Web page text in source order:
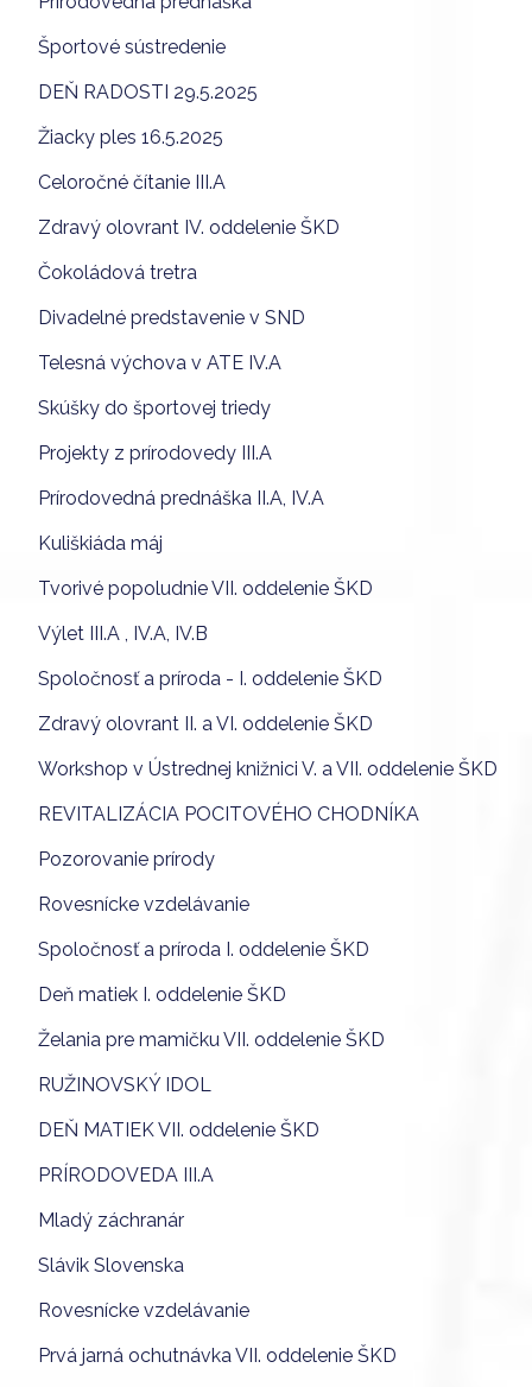
Športové sústredenie
DEŇ RADOSTI 29.5.2025
Žiacky ples 16.5.2025
Celoročné čítanie III.A
Zdravý olovrant IV. oddelenie ŠKD
Čokoládová tretra
Divadelné predstavenie v SND
Telesná výchova v ATE IV.A
Skúšky do športovej triedy
Projekty z prírodovedy III.A
Prírodovedná prednáška II.A, IV.A
Kuliškiáda máj
Tvorivé popoludnie VII. oddelenie ŠKD
Výlet III.A , IV.A, IV.B
Spoločnosť a príroda - I. oddelenie ŠKD
Zdravý olovrant II. a VI. oddelenie ŠKD
Workshop v Ústrednej knižnici V. a VII. oddelenie ŠKD
REVITALIZÁCIA POCITOVÉHO CHODNÍKA
Pozorovanie prírody
Rovesnícke vzdelávanie
Spoločnosť a príroda I. oddelenie ŠKD
Deň matiek I. oddelenie ŠKD
Želania pre mamičku VII. oddelenie ŠKD
RUŽINOVSKÝ IDOL
DEŇ MATIEK VII. oddelenie ŠKD
PRÍRODOVEDA III.A
Mladý záchranár
Slávik Slovenska
Rovesnícke vzdelávanie
Prvá jarná ochutnávka VII. oddelenie ŠKD